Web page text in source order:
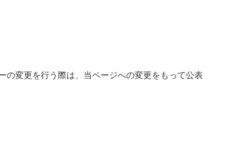
の変更を行う際は、当ページへの変更をもって公表